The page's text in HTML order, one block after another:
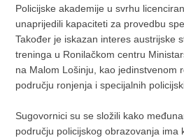
Policijske akademije u svrhu
unaprijedili kapaciteti za provedbu
Također je iskazan interes austrijske
treninga u Ronilačkom centru
na Malom Lošinju, kao jedinstvenom
području ronjenja i specijalnih
Sugovornici su se složili kako
području policijskog obrazovanja ima